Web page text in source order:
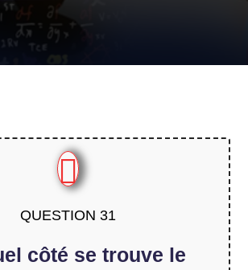
QUESTION 31
côté se trouve le